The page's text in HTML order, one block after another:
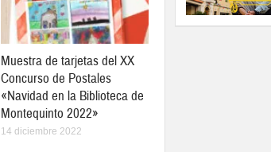
Muestra de tarjetas del XX
Concurso de Postales
«Navidad en la Biblioteca de
Montequinto 2022»
14 diciembre 2022